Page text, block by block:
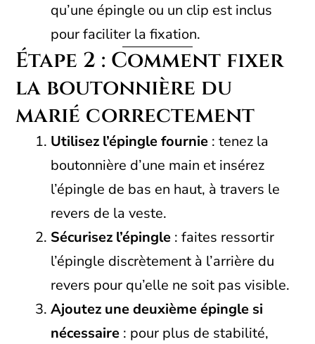
qu’une épingle ou un clip est inclus
pour faciliter la fixation.
Étape 2 : Comment fixer
la boutonnière du
marié correctement
Utilisez l’épingle fournie : tenez la
boutonnière d’une main et insérez
l’épingle de bas en haut, à travers le
revers de la veste.
Sécurisez l’épingle : faites ressortir
l’épingle discrètement à l’arrière du
revers pour qu’elle ne soit pas visible.
Ajoutez une deuxième épingle si
nécessaire : pour plus de stabilité,